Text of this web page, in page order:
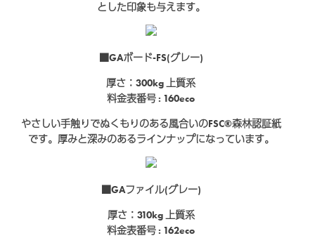
とした印象も与えます。
■GAボード-FS(グレー)
厚さ：300kg 上質系
料金表番号 : 160eco
やさしい手触りでぬくもりのある風合いのFSC®森林認証紙
です。厚みと深みのあるラインナップになっています。
■GAファイル(グレー)
厚さ：310kg 上質系
料金表番号 : 162eco